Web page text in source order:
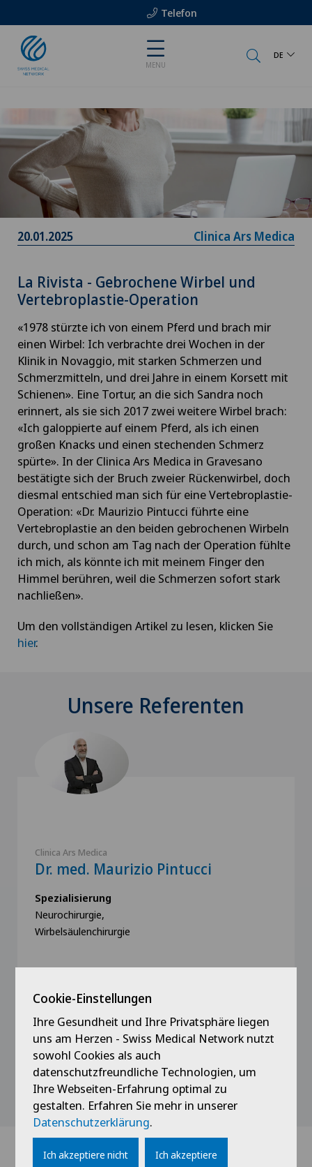
Telefon
MENU
DE
20.01.2025 Clinica Ars Medica
La Rivista - Gebrochene Wirbel und
Vertebroplastie-Operation
«1978 stürzte ich von einem Pferd und brach mir
einen Wirbel: Ich verbrachte drei Wochen in der
Klinik in Novaggio, mit starken Schmerzen und
Schmerzmitteln, und drei Jahre in einem Korsett mit
Schienen». Eine Tortur, an die sich Sandra noch
erinnert, als sie sich 2017 zwei weitere Wirbel brach:
«Ich galoppierte auf einem Pferd, als ich einen
großen Knacks und einen stechenden Schmerz
spürte». In der Clinica Ars Medica in Gravesano
bestätigte sich der Bruch zweier Rückenwirbel, doch
diesmal entschied man sich für eine Vertebroplastie-
Operation: «Dr. Maurizio Pintucci führte eine
Vertebroplastie an den beiden gebrochenen Wirbeln
durch, und schon am Tag nach der Operation fühlte
ich mich, als könnte ich mit meinem Finger den
Himmel berühren, weil die Schmerzen sofort stark
nachließen».
Um den vollständigen Artikel zu lesen, klicken Sie
hier.
Unsere Referenten
Clinica Ars Medica
Dr. med. Maurizio Pintucci
Spezialisierung
Neurochirurgie,
Wirbelsäulenchirurgie
Profil ansehen
Alle anzeigen
Cookie-Einstellungen
Ihre Gesundheit und Ihre Privatsphäre liegen
uns am Herzen - Swiss Medical Network nutzt
sowohl Cookies als auch
datenschutzfreundliche Technologien, um
Ihre Webseiten-Erfahrung optimal zu
gestalten. Erfahren Sie mehr in unserer
Datenschutzerklärung.
Ich akzeptiere nicht Ich akzeptiere